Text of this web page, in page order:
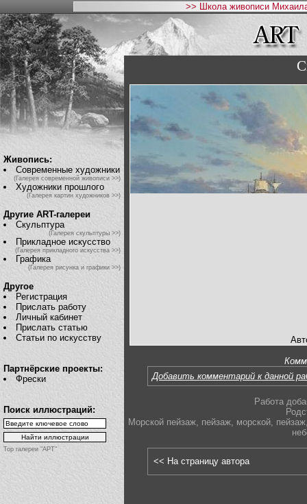
>> Школа живописи
Живопись:
Современные художники
(Галерея современной живописи >>)
Художники прошлого
(Галерея картин художников >>)
Другие ART-галереи
Скульптура
(Галерея скульптуры >>)
Прикладное искусство
(Галерея прикладного искусства >>)
Графика
(Галерея рисунка и графики >>)
Другое
Регистрация
Прислать работу
Личный кабинет
Прислать статью
Статьи по искусству
Партнёрские проекты:
Фрески
Поиск иллюстраций:
Top галереи "АРТ"
Добавить комментарий к данной
Работа
Морской пейзаж, пейзаж, морской, пейзаж
<< На страницу автора